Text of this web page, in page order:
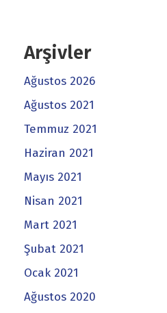
Arşivler
Ağustos 2026
Ağustos 2021
Temmuz 2021
Haziran 2021
Mayıs 2021
Nisan 2021
Mart 2021
Şubat 2021
Ocak 2021
Ağustos 2020